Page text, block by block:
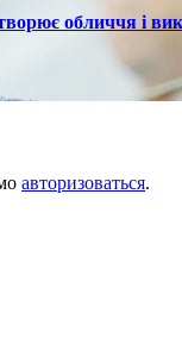
обличчя і
авторизоваться.